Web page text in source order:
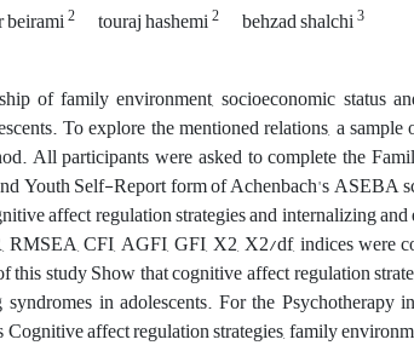
beirami2 touraj hashemi2 behzad shalchi3
of family environment, socioeconomic status
To explore the mentioned relations, a
All participants were asked to complete the
Youth Self-Report form of Achenbach's ASEBA
affect regulation strategies and internalizing
CFI, AGFI, GFI, X2, X2/df, indices were
this study Show that cognitive affect regulation
in adolescents. For the Psychotherapy
affect regulation strategies, family